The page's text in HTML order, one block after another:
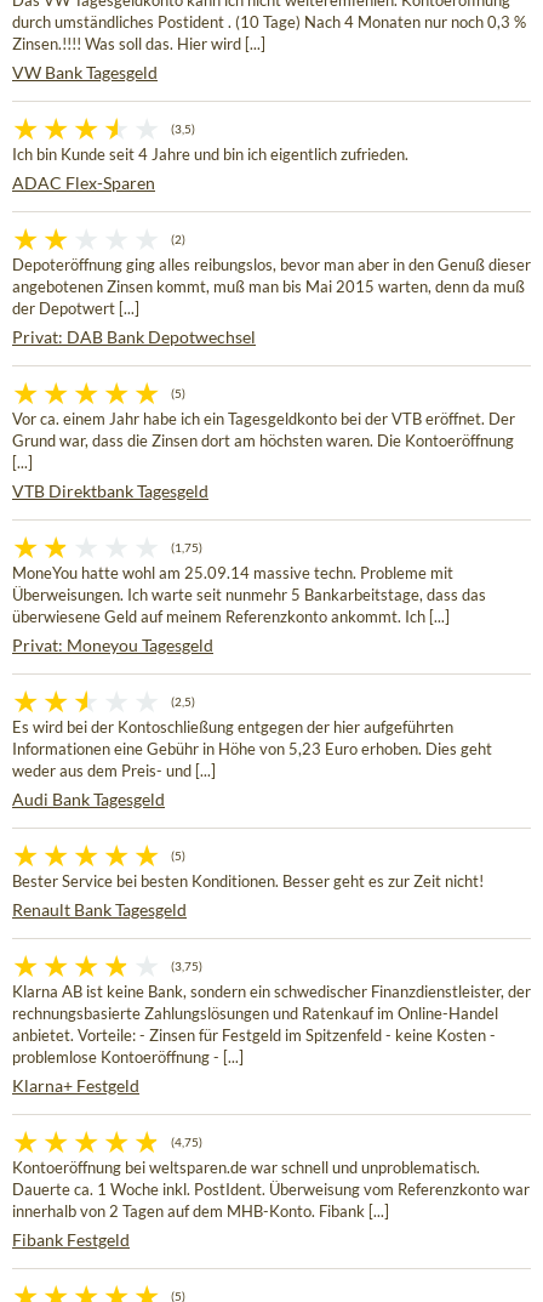
durch umständliches Postident . (10 Tage) Nach 4 Monaten nur noch 0,3 %
Zinsen.!!!! Was soll das. Hier wird [...]
VW Bank Tagesgeld
(3,5)
Ich bin Kunde seit 4 Jahre und bin ich eigentlich zufrieden.
ADAC Flex-Sparen
(2)
Depoteröffnung ging alles reibungslos, bevor man aber in den Genuß dieser
angebotenen Zinsen kommt, muß man bis Mai 2015 warten, denn da muß
der Depotwert [...]
Privat: DAB Bank Depotwechsel
(5)
Vor ca. einem Jahr habe ich ein Tagesgeldkonto bei der VTB eröffnet. Der
Grund war, dass die Zinsen dort am höchsten waren. Die Kontoeröffnung
[...]
VTB Direktbank Tagesgeld
(1,75)
MoneYou hatte wohl am 25.09.14 massive techn. Probleme mit
Überweisungen. Ich warte seit nunmehr 5 Bankarbeitstage, dass das
überwiesene Geld auf meinem Referenzkonto ankommt. Ich [...]
Privat: Moneyou Tagesgeld
(2,5)
Es wird bei der Kontoschließung entgegen der hier aufgeführten
Informationen eine Gebühr in Höhe von 5,23 Euro erhoben. Dies geht
weder aus dem Preis- und [...]
Audi Bank Tagesgeld
(5)
Bester Service bei besten Konditionen. Besser geht es zur Zeit nicht!
Renault Bank Tagesgeld
(3,75)
Klarna AB ist keine Bank, sondern ein schwedischer Finanzdienstleister, der
rechnungsbasierte Zahlungslösungen und Ratenkauf im Online-Handel
anbietet. Vorteile: - Zinsen für Festgeld im Spitzenfeld - keine Kosten -
problemlose Kontoeröffnung - [...]
Klarna+ Festgeld
(4,75)
Kontoeröffnung bei weltsparen.de war schnell und unproblematisch.
Dauerte ca. 1 Woche inkl. PostIdent. Überweisung vom Referenzkonto war
innerhalb von 2 Tagen auf dem MHB-Konto. Fibank [...]
Fibank Festgeld
(5)